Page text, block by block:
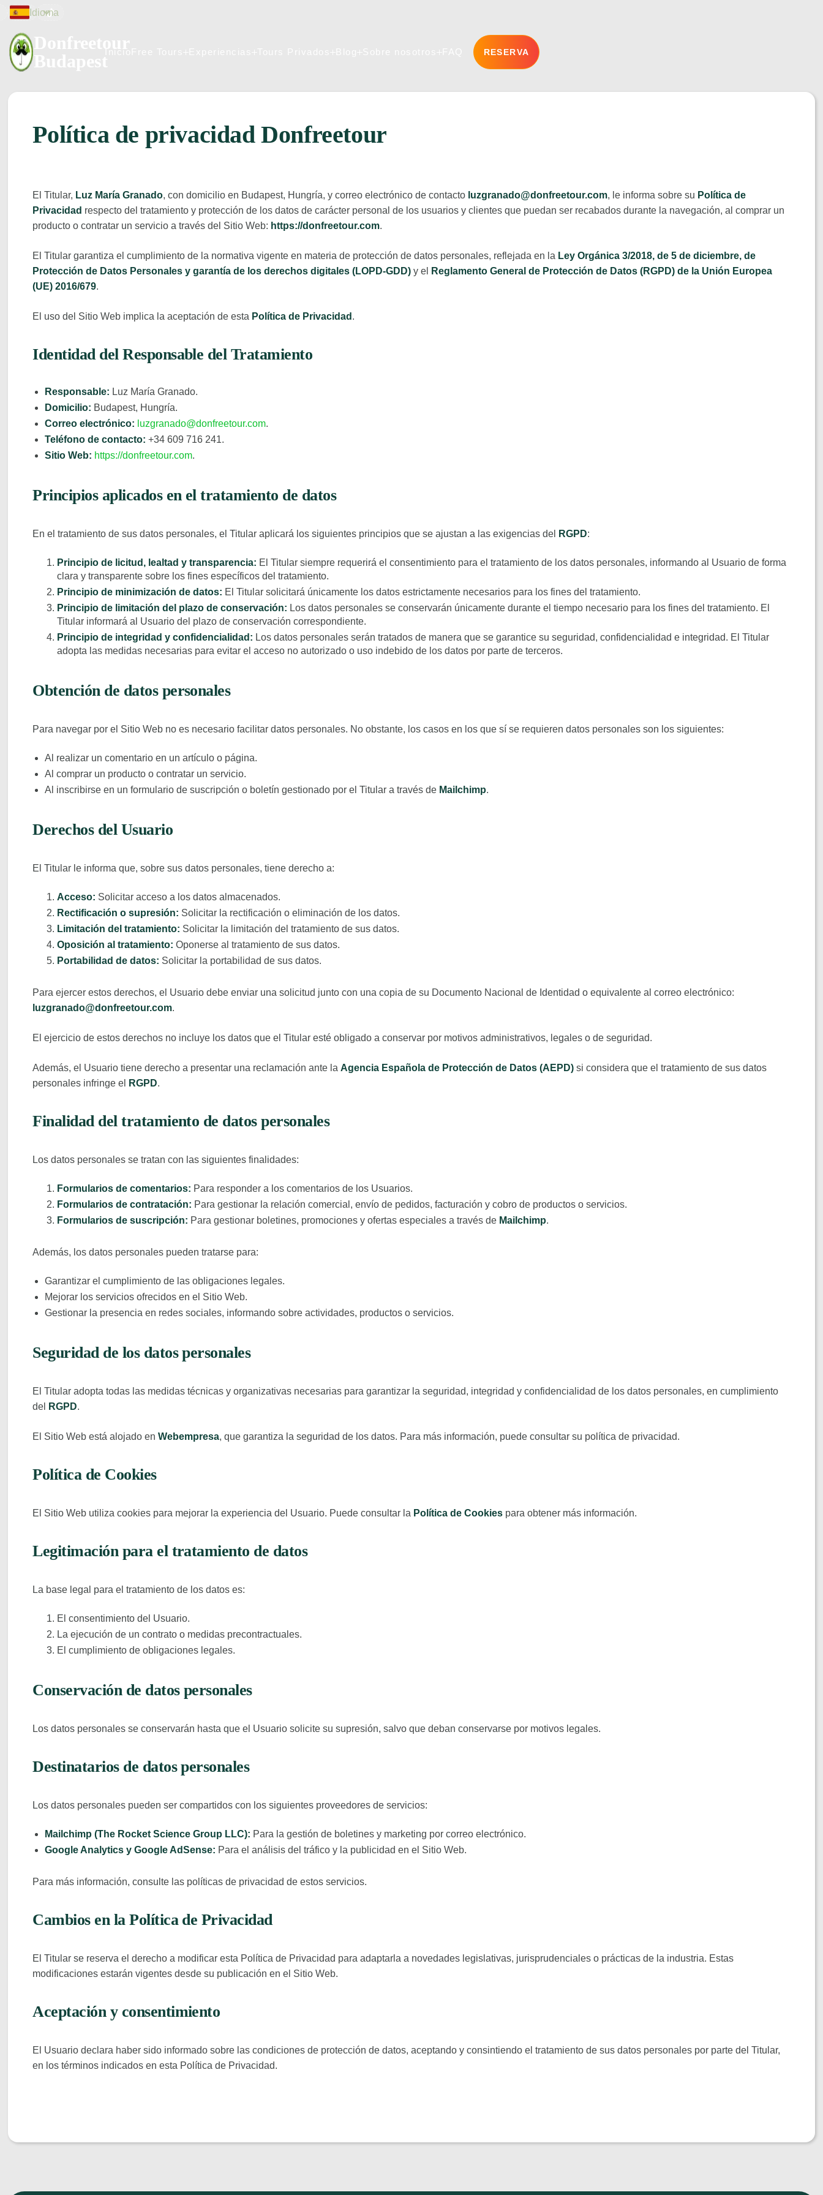
 
Idioma
RESERVA
Política de privacidad Donfreetour
El Titular, Luz María Granado, con domicilio en Budapest, Hungría, y correo electrónico de contacto luzgranado@donfreetour.com, le informa sobre su Política de
Privacidad respecto del tratamiento y protección de los datos de carácter personal de los usuarios y clientes que puedan ser recabados durante la navegación, al comprar un
producto o contratar un servicio a través del Sitio Web: https://donfreetour.com.
El Titular garantiza el cumplimiento de la normativa vigente en materia de protección de datos personales, reflejada en la Ley Orgánica 3/2018, de 5 de diciembre, de
Protección de Datos Personales y garantía de los derechos digitales (LOPD-GDD) y el
Reglamento General de Protección de Datos (RGPD) de la Unión Europea
(UE) 2016/679.
El uso del Sitio Web implica la aceptación de esta Política de Privacidad .
Identidad del Responsable del Tratamiento
Responsable: Luz María Granado.
Domicilio: Budapest, Hungría.
Correo electrónico: luzgranado@donfreetour.com.
Teléfono de contacto: +34 609 716 241.
Sitio Web: https://donfreetour.com.
Principios aplicados en el tratamiento de datos
En el tratamiento de sus datos personales, el Titular aplicará los siguientes principios que se ajustan a las exigencias del RGPD:
Principio de licitud, lealtad y transparencia: El Titular siempre requerirá el consentimiento para el tratamiento de los datos personales, informando al Usuario de forma
clara y transparente sobre los fines específicos del tratamiento.
Principio de minimización de datos: El Titular solicitará únicamente los datos estrictamente necesarios para los fines del tratamiento.
Principio de limitación del plazo de conservación: Los datos personales se conservarán únicamente durante el tiempo necesario para los fines del tratamiento. El
Titular informará al Usuario del plazo de conservación correspondiente.
Principio de integridad y confidencialidad: Los datos personales serán tratados de manera que se garantice su seguridad, confidencialidad e integridad. El Titular
adopta las medidas necesarias para evitar el acceso no autorizado o uso indebido de los datos por parte de terceros.
Obtención de datos personales
Para navegar por el Sitio Web no es necesario facilitar datos personales. No obstante, los casos en los que sí se requieren datos personales son los siguientes:
Al realizar un comentario en un artículo o página.
Al comprar un producto o contratar un servicio.
Al inscribirse en un formulario de suscripción o boletín gestionado por el Titular a través de Mailchimp.
Derechos del Usuario
El Titular le informa que, sobre sus datos personales, tiene derecho a:
Acceso: Solicitar acceso a los datos almacenados.
Rectificación o supresión: Solicitar la rectificación o eliminación de los datos.
Limitación del tratamiento: Solicitar la limitación del tratamiento de sus datos.
Oposición al tratamiento: Oponerse al tratamiento de sus datos.
Portabilidad de datos: Solicitar la portabilidad de sus datos.
Para ejercer estos derechos, el Usuario debe enviar una solicitud junto con una copia de su Documento Nacional de Identidad o equivalente al correo electrónico:
luzgranado@donfreetour.com.
El ejercicio de estos derechos no incluye los datos que el Titular esté obligado a conservar por motivos administrativos, legales o de seguridad.
Además, el Usuario tiene derecho a presentar una reclamación ante laAgencia Española de Protección de Datos (AEPD) si considera que el tratamiento de sus datos
personales infringe el
RGPD.
Finalidad del tratamiento de datos personales
Los datos personales se tratan con las siguientes finalidades:
Formularios de comentarios: Para responder a los comentarios de los Usuarios.
Formularios de contratación: Para gestionar la relación comercial, envío de pedidos, facturación y cobro de productos o servicios.
Formularios de suscripción: Para gestionar boletines, promociones y ofertas especiales a través de Mailchimp.
Además, los datos personales pueden tratarse para:
Garantizar el cumplimiento de las obligaciones legales.
Mejorar los servicios ofrecidos en el Sitio Web.
Gestionar la presencia en redes sociales, informando sobre actividades, productos o servicios.
Seguridad de los datos personales
El Titular adopta todas las medidas técnicas y organizativas necesarias para garantizar la seguridad, integridad y confidencialidad de los datos personales, en cumplimiento
del
RGPD.
El Sitio Web está alojado enWebempresa, que garantiza la seguridad de los datos. Para más información, puede consultar su política de privacidad.
Política de Cookies
El Sitio Web utiliza cookies para mejorar la experiencia del Usuario. Puede consultar la Política de Cookies para obtener más información.
Legitimación para el tratamiento de datos
La base legal para el tratamiento de los datos es:
El consentimiento del Usuario.
La ejecución de un contrato o medidas precontractuales.
El cumplimiento de obligaciones legales.
Conservación de datos personales
Los datos personales se conservarán hasta que el Usuario solicite su supresión, salvo que deban conservarse por motivos legales.
Destinatarios de datos personales
Los datos personales pueden ser compartidos con los siguientes proveedores de servicios:
Mailchimp (The Rocket Science Group LLC): Para la gestión de boletines y marketing por correo electrónico.
Google Analytics y Google AdSense: Para el análisis del tráfico y la publicidad en el Sitio Web.
Para más información, consulte las políticas de privacidad de estos servicios.
Cambios en la Política de Privacidad
El Titular se reserva el derecho a modificar esta Política de Privacidad para adaptarla a novedades legislativas, jurisprudenciales o prácticas de la industria. Estas
modificaciones estarán vigentes desde su publicación en el Sitio Web.
Aceptación y consentimiento
El Usuario declara haber sido informado sobre las condiciones de protección de datos, aceptando y consintiendo el tratamiento de sus datos personales por parte del Titular,
en los términos indicados en esta Política de Privacidad.